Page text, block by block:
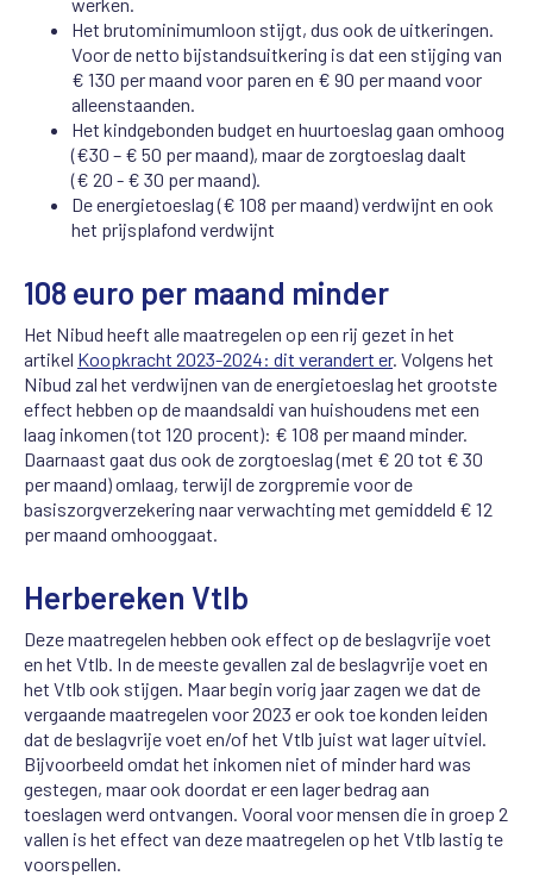
Het brutominimumloon stijgt, dus ook de uitkeringen.
Voor de netto bijstandsuitkering is dat een stijging van
€ 130 per maand voor paren en € 90 per maand voor
alleenstaanden.
Het kindgebonden budget en huurtoeslag gaan omhoog
(€30 – € 50 per maand), maar de zorgtoeslag daalt
(€ 20 - € 30 per maand).
De energietoeslag (€ 108 per maand) verdwijnt en ook
het prijsplafond verdwijnt
108 euro per maand minder
Het Nibud heeft alle maatregelen op een rij gezet in het
artikel Koopkracht 2023-2024: dit verandert er. Volgens het
Nibud zal het verdwijnen van de energietoeslag het grootste
effect hebben op de maandsaldi van huishoudens met een
laag inkomen (tot 120 procent): € 108 per maand minder.
Daarnaast gaat dus ook de zorgtoeslag (met € 20 tot € 30
per maand) omlaag, terwijl de zorgpremie voor de
basiszorgverzekering naar verwachting met gemiddeld € 12
per maand omhooggaat.
Herbereken Vtlb
Deze maatregelen hebben ook effect op de beslagvrije voet
en het Vtlb. In de meeste gevallen zal de beslagvrije voet en
het Vtlb ook stijgen. Maar begin vorig jaar zagen we dat de
vergaande maatregelen voor 2023 er ook toe konden leiden
dat de beslagvrije voet en/of het Vtlb juist wat lager uitviel.
Bijvoorbeeld omdat het inkomen niet of minder hard was
gestegen, maar ook doordat er een lager bedrag aan
toeslagen werd ontvangen. Vooral voor mensen die in groep 2
vallen is het effect van deze maatregelen op het Vtlb lastig te
voorspellen.